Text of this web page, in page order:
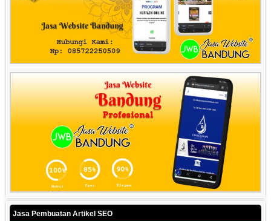
Jasa Pembuatan Artikel SEO